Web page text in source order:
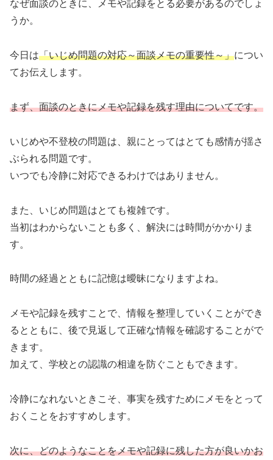
なぜ面談のときに、メモや記録をとる必要があるのでしょ
うか。
今日は「いじめ問題の対応～面談メモの重要性～」につい
てお伝えします。
まず、面談のときにメモや記録を残す理由についてです。
いじめや不登校の問題は、親にとってはとても感情が揺さ
ぶられる問題です。
いつでも冷静に対応できるわけではありません。
また、いじめ問題はとても複雑です。
当初はわからないことも多く、解決には時間がかかりま
す。
時間の経過とともに記憶は曖昧になりますよね。
メモや記録を残すことで、情報を整理していくことができ
るとともに、後で見返して正確な情報を確認することがで
きます。
加えて、学校との認識の相違を防ぐこともできます。
冷静になれないときこそ、事実を残すためにメモをとって
おくことをおすすめします。
次に、どのようなことをメモや記録に残した方が良いかお